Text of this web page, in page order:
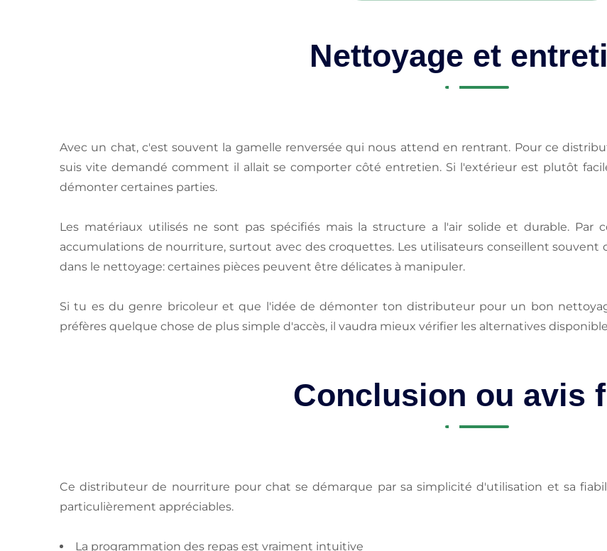
Nettoyage et
Avec un chat, c'est souvent la gamelle renversée qui nous attend en rentrant. Pour ce
suis vite demandé comment il allait se comporter côté entretien. Si l'extérieur est plutôt
démonter certaines parties.
Les matériaux utilisés ne sont pas spécifiés mais la structure a l'air solide et durable. Par
accumulations de nourriture, surtout avec des croquettes. Les utilisateurs conseillent
dans le nettoyage: certaines pièces peuvent être délicates à manipuler.
Si tu es du genre bricoleur et que l'idée de démonter ton distributeur pour un bon
préfères quelque chose de plus simple d'accès, il vaudra mieux vérifier les alternatives
Conclusion ou avis
Ce distributeur de nourriture pour chat se démarque par sa simplicité d'utilisation et sa
particulièrement appréciables.
La programmation des repas est vraiment intuitive